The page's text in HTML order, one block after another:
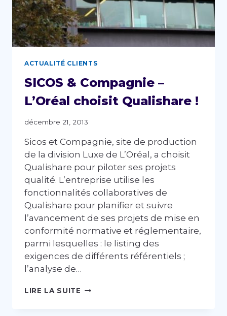
ACTUALITÉ CLIENTS
SICOS & Compagnie –
L’Oréal choisit Qualishare !
décembre 21, 2013
Sicos et Compagnie, site de production
de la division Luxe de L’Oréal, a choisit
Qualishare pour piloter ses projets
qualité. L’entreprise utilise les
fonctionnalités collaboratives de
Qualishare pour planifier et suivre
l’avancement de ses projets de mise en
conformité normative et réglementaire,
parmi lesquelles : le listing des
exigences de différents référentiels ;
l’analyse de…
LIRE LA SUITE SICOS